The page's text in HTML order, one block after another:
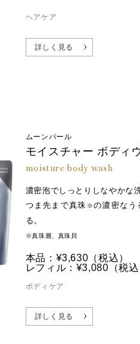
ヘアケア
詳しく見る
ムーンパール
モイスチャー ボディ
moisture body wash
濃密泡でしっとりしなやかな
つま先まで真珠 ※の濃密なう
る。
※真珠層、真珠貝
ボディケア
本品：¥3,630 （税込）
レフィル：¥3,080 （税込
詳しく見る